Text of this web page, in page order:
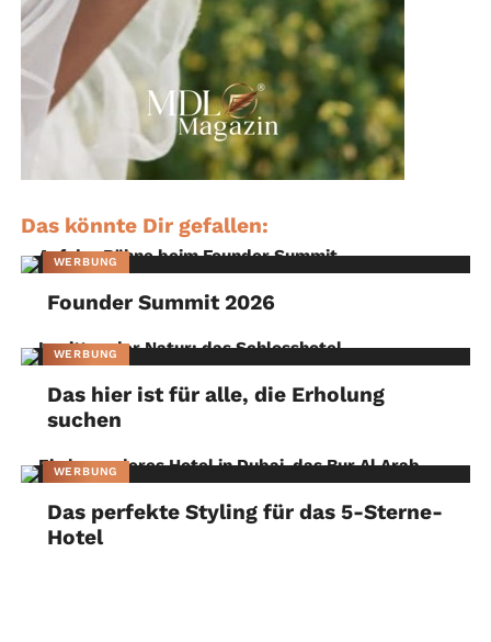
Das könnte Dir gefallen:
WERBUNG
Founder Summit 2026
WERBUNG
Das hier ist für alle, die Erholung
suchen
WERBUNG
Das perfekte Styling für das 5-Sterne-
Hotel